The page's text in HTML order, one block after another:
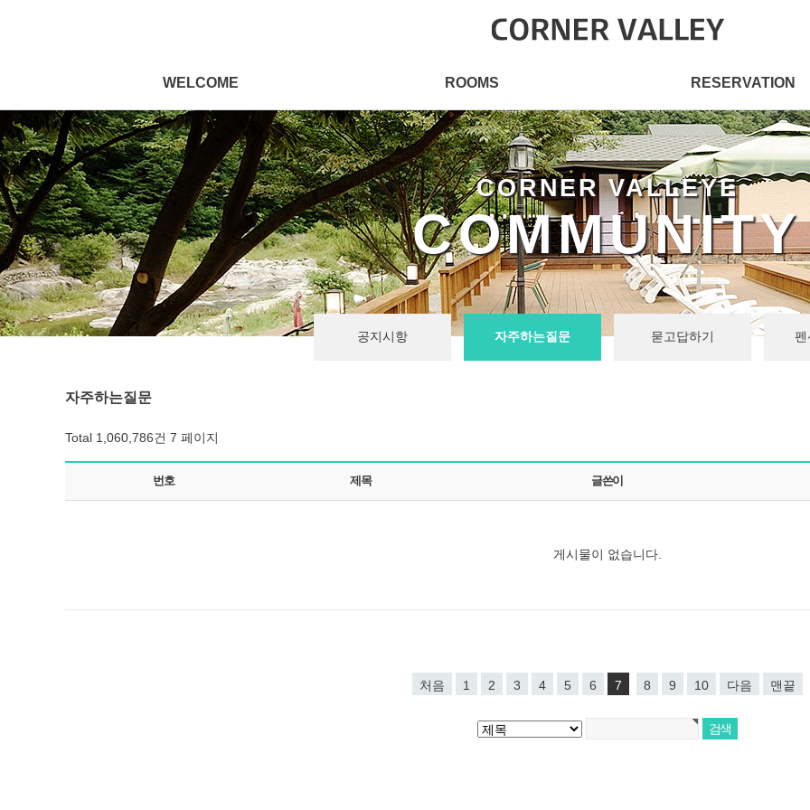
WELCOME ROOMS RESERVATION
CORNER VALLEYE
COMMUNITY
공지시항 자주하는질문 묻고답하기 펜
자주하는질문
Total 1,060,786건 7 페이지
번호 제목 글쓴이
게시물이 없습니다.
처음 1 2 3 4 5 6 7 8 9 10 다음 맨끝